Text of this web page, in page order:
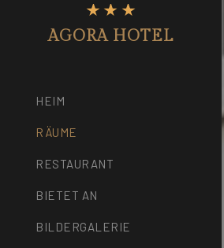
AGORA HOTEL
HEIM
RÄUME
RESTAURANT
BIETET AN
BILDERGALERIE